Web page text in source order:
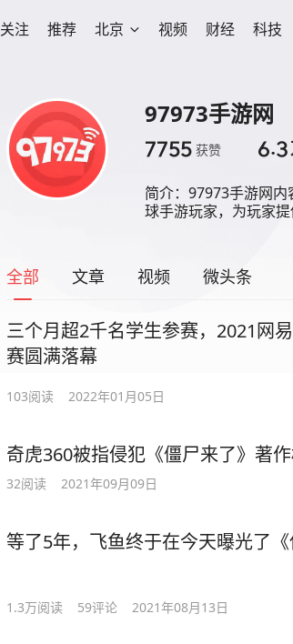
关注 推荐 北京 视频 财经 科技
97973手游网
7755 获赞 6.3
简介： 97973手游网内
球手游玩家，为玩家提
全部 文章 视频 微头条
三个月超2千名学生参赛，2021网
赛圆满落幕
103阅读 2022年01月05日
奇虎360被指侵犯《僵尸来了》著
32阅读 2021年09月09日
等了5年，飞鱼终于在今天曝光了《
1.3万阅读 59评论 2021年08月13日